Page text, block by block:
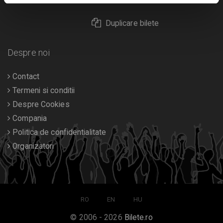
Duplicare bilete
Despre noi
Contact
Termeni si conditii
Despre Cookies
Compania
Politica de confidentialitate
Organizatori
RO EN HU
© 2006 - 2026 Bilete.ro